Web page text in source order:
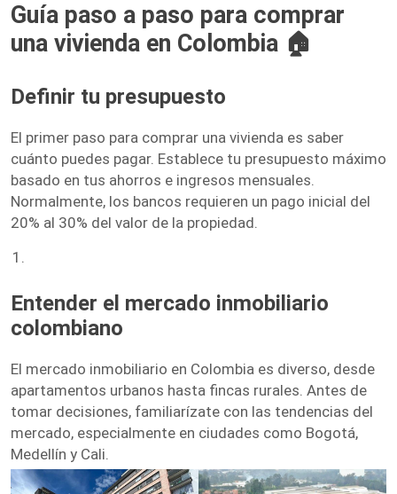
Guía paso a paso para comprar
una vivienda en Colombia 🏠
Definir tu presupuesto
El primer paso para comprar una vivienda es saber
cuánto puedes pagar. Establece tu presupuesto máximo
basado en tus ahorros e ingresos mensuales.
Normalmente, los bancos requieren un pago inicial del
20% al 30% del valor de la propiedad.
Entender el mercado inmobiliario
colombiano
El mercado inmobiliario en Colombia es diverso, desde
apartamentos urbanos hasta fincas rurales. Antes de
tomar decisiones, familiarízate con las tendencias del
mercado, especialmente en ciudades como Bogotá,
Medellín y Cali.